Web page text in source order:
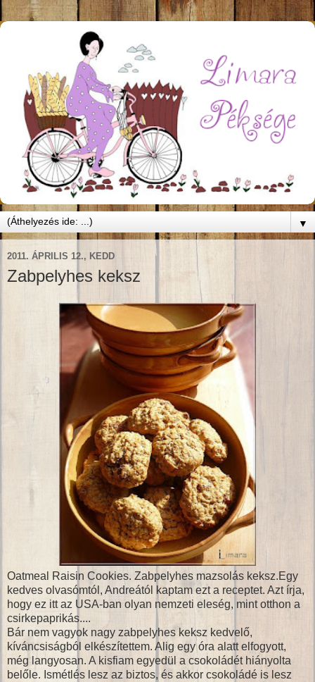
▼
2011. ÁPRILIS 12., KEDD
Zabpelyhes keksz
Oatmeal Raisin Cookies. Zabpelyhes mazsolás keksz.Egy
kedves olvasómtól, Andreától kaptam ezt a receptet. Azt írja,
hogy ez itt az USA-ban olyan nemzeti eleség, mint otthon a
csirkepaprikás....
Bár nem vagyok nagy zabpelyhes keksz kedvelő,
kíváncsiságból elkészítettem. Alig egy óra alatt elfogyott,
még langyosan. A kisfiam egyedül a csokoládét hiányolta
belőle. Ismétlés lesz az biztos, és akkor csokoládé is lesz